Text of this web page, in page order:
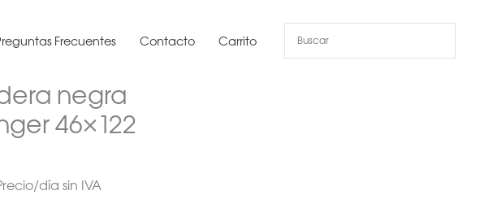
Frecuentes Contacto Carrito
negra
46×122
día sin IVA